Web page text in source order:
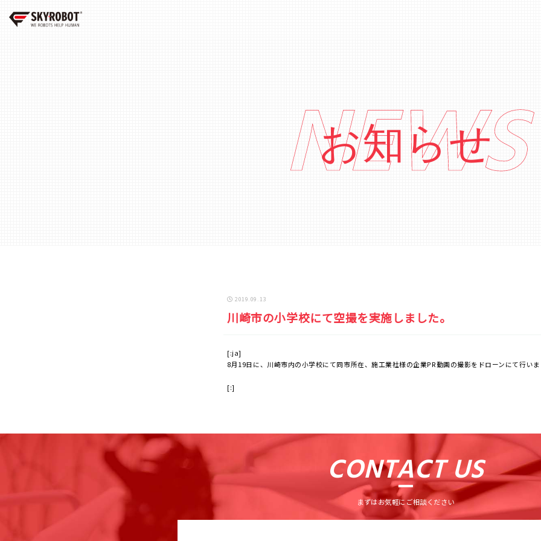
NEWS
お知らせ
2019.09.13
川崎市の小学校にて空撮を実施しました。
[:ja]
8月19日に、川崎市内の小学校にて同市所在、施工業社様の企業PR動画の撮影をドローンにて行い
[:]
CONTACT US
まずはお気軽にご相談ください